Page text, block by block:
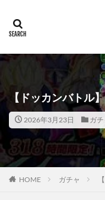
【ドッカンバトル
2026年3月23日 ガチ
HOME ガチャ